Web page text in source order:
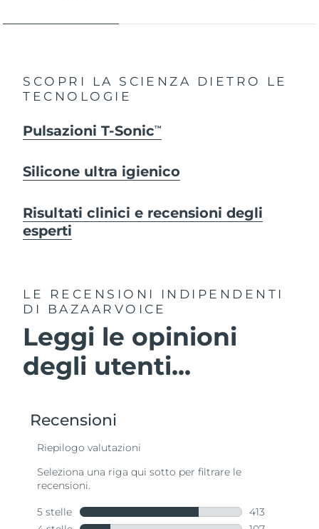
SCOPRI LA SCIENZA DIETRO LE
TECNOLOGIE
Pulsazioni T-SonicTM
Silicone ultra igienico
Risultati clinici e recensioni degli
esperti
LE RECENSIONI INDIPENDENTI
DI BAZAARVOICE
Leggi le opinioni
degli utenti...